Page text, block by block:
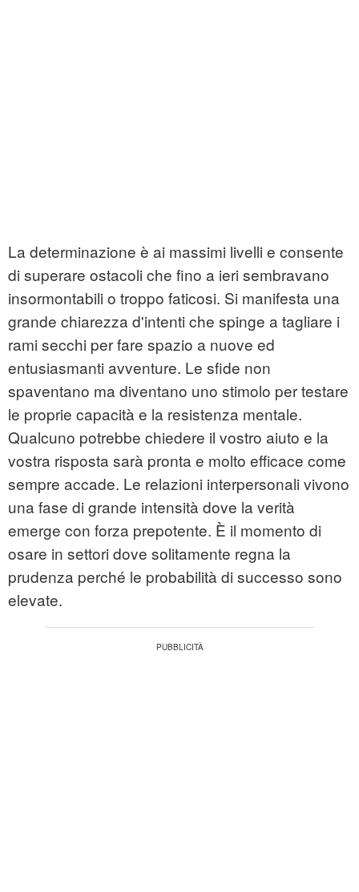
La determinazione è ai massimi livelli e consente
di superare ostacoli che fino a ieri sembravano
insormontabili o troppo faticosi. Si manifesta una
grande chiarezza d'intenti che spinge a tagliare i
rami secchi per fare spazio a nuove ed
entusiasmanti avventure. Le sfide non
spaventano ma diventano uno stimolo per testare
le proprie capacità e la resistenza mentale.
Qualcuno potrebbe chiedere il vostro aiuto e la
vostra risposta sarà pronta e molto efficace come
sempre accade. Le relazioni interpersonali vivono
una fase di grande intensità dove la verità
emerge con forza prepotente. È il momento di
osare in settori dove solitamente regna la
prudenza perché le probabilità di successo sono
elevate.